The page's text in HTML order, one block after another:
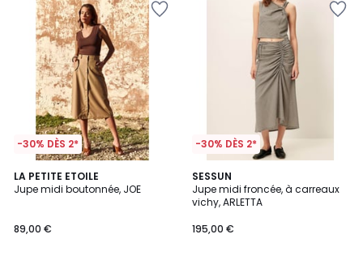
-30% DÈS 2*
LA PETITE ETOILE
Jupe midi boutonnée, JOE
89,00 €
-30% DÈS 2*
SESSUN
Jupe midi froncée, à carreaux
vichy, ARLETTA
195,00 €